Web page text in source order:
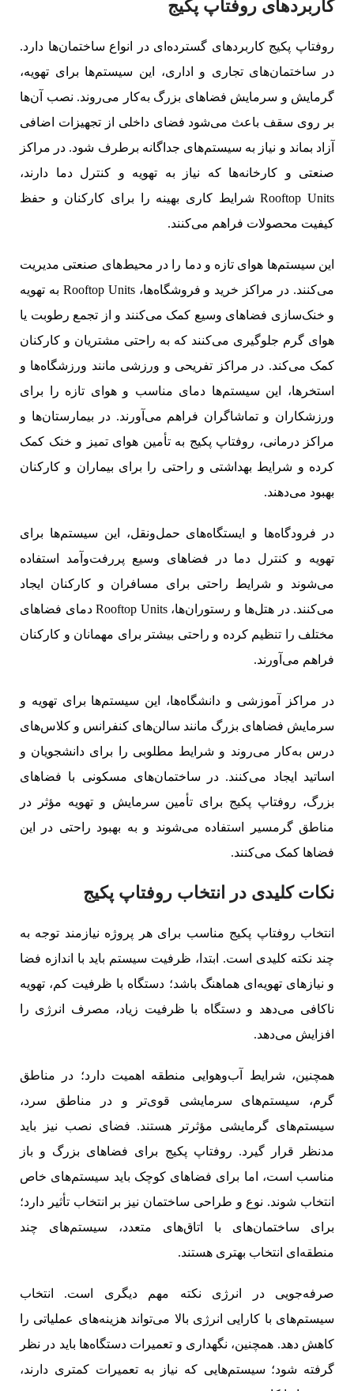
کاربردهای روفتاپ پکیج
روفتاپ پکیج‌ کاربردهای گسترده‌ای در انواع ساختمان‌ها دارد.
در ساختمان‌های تجاری و اداری، این سیستم‌ها برای تهویه،
گرمایش و سرمایش فضاهای بزرگ به‌کار می‌روند. نصب آن‌ها
بر روی سقف باعث می‌شود فضای داخلی از تجهیزات اضافی
آزاد بماند و نیاز به سیستم‌های جداگانه برطرف شود. در مراکز
صنعتی و کارخانه‌ها که نیاز به تهویه و کنترل دما دارند،
Rooftop Units شرایط کاری بهینه را برای کارکنان و حفظ
کیفیت محصولات فراهم می‌کنند.
این سیستم‌ها هوای تازه و دما را در محیط‌های صنعتی مدیریت
می‌کنند. در مراکز خرید و فروشگاه‌ها، Rooftop Units به تهویه
و خنک‌سازی فضاهای وسیع کمک می‌کنند و از تجمع رطوبت یا
هوای گرم جلوگیری می‌کنند که به راحتی مشتریان و کارکنان
کمک می‌کند. در مراکز تفریحی و ورزشی مانند ورزشگاه‌ها و
استخرها، این سیستم‌ها دمای مناسب و هوای تازه را برای
ورزشکاران و تماشاگران فراهم می‌آورند. در بیمارستان‌ها و
مراکز درمانی، روفتاپ پکیج‌ به تأمین هوای تمیز و خنک کمک
کرده و شرایط بهداشتی و راحتی را برای بیماران و کارکنان
بهبود می‌دهند.
در فرودگاه‌ها و ایستگاه‌های حمل‌ونقل، این سیستم‌ها برای
تهویه و کنترل دما در فضاهای وسیع پررفت‌وآمد استفاده
می‌شوند و شرایط راحتی برای مسافران و کارکنان ایجاد
می‌کنند. در هتل‌ها و رستوران‌ها، Rooftop Units دمای فضاهای
مختلف را تنظیم کرده و راحتی بیشتر برای مهمانان و کارکنان
فراهم می‌آورند.
در مراکز آموزشی و دانشگاه‌ها، این سیستم‌ها برای تهویه و
سرمایش فضاهای بزرگ مانند سالن‌های کنفرانس و کلاس‌های
درس به‌کار می‌روند و شرایط مطلوبی را برای دانشجویان و
اساتید ایجاد می‌کنند. در ساختمان‌های مسکونی با فضاهای
بزرگ، روفتاپ پکیج‌ برای تأمین سرمایش و تهویه مؤثر در
مناطق گرمسیر استفاده می‌شوند و به بهبود راحتی در این
فضاها کمک می‌کنند.
نکات کلیدی در انتخاب روفتاپ پکیج
انتخاب روفتاپ پکیج مناسب برای هر پروژه نیازمند توجه به
چند نکته کلیدی است. ابتدا، ظرفیت سیستم باید با اندازه فضا
و نیازهای تهویه‌ای هماهنگ باشد؛ دستگاه با ظرفیت کم، تهویه
ناکافی می‌دهد و دستگاه با ظرفیت زیاد، مصرف انرژی را
افزایش می‌دهد.
همچنین، شرایط آب‌وهوایی منطقه اهمیت دارد؛ در مناطق
گرم، سیستم‌های سرمایشی قوی‌تر و در مناطق سرد،
سیستم‌های گرمایشی مؤثرتر هستند. فضای نصب نیز باید
مدنظر قرار گیرد. روفتاپ پکیج‌ برای فضاهای بزرگ و باز
مناسب‌ است، اما برای فضاهای کوچک باید سیستم‌های خاص
انتخاب شوند. نوع و طراحی ساختمان نیز بر انتخاب تأثیر دارد؛
برای ساختمان‌های با اتاق‌های متعدد، سیستم‌های چند
منطقه‌ای انتخاب بهتری هستند.
صرفه‌جویی در انرژی نکته مهم دیگری است. انتخاب
سیستم‌های با کارایی انرژی بالا می‌تواند هزینه‌های عملیاتی را
کاهش دهد. همچنین، نگهداری و تعمیرات دستگاه‌ها باید در نظر
گرفته شود؛ سیستم‌هایی که نیاز به تعمیرات کمتری دارند،